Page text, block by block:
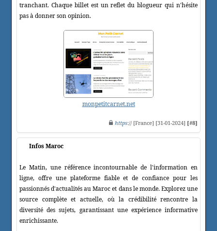
tranchant. Chaque billet est un reflet du blogueur qui n'hésite
pas à donner son opinion.
monpetitcarnet.net
https:// [France] [31-01-2024] [#8]
Infos Maroc
Le Matin, une référence incontournable de l'information en
ligne, offre une plateforme fiable et de confiance pour les
passionnés d'actualités au Maroc et dans le monde. Explorez une
source complète et actuelle, où la crédibilité rencontre la
diversité des sujets, garantissant une expérience informative
enrichissante.